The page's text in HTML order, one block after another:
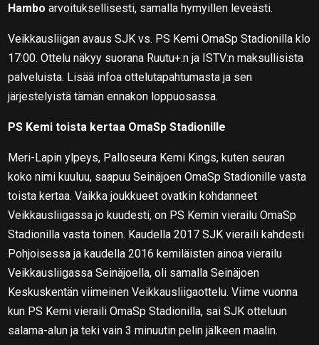
Hambo arvoituksellisesti, samalla hymyillen leveästi.
Veikkausliigan avaus SJK vs. PS Kemi OmaSp Stadionilla klo
17:00. Ottelu näkyy suorana Ruutu+:n ja ISTV:n maksullisista
palveluista. Lisää infoa ottelutapahtumasta ja sen
järjestelyistä tämän ennakon loppuosassa.
PS Kemi toista kertaa OmaSp Stadionille
Meri-Lapin ylpeys, Palloseura Kemi Kings, kuten seuran
koko nimi kuuluu, saapuu Seinäjoen OmaSp Stadionille vasta
toista kertaa. Vaikka joukkueet ovatkin kohdanneet
Veikkausliigassa jo kuudesti, on PS Kemin vierailu OmaSp
Stadionilla vasta toinen. Kaudella 2017 SJK vieraili kahdesti
Pohjoisessa ja kaudella 2016 kemiläisten ainoa vierailu
Veikkausliigassa Seinäjoella, oli samalla Seinäjoen
Keskuskentän viimeinen Veikkausliigaottelu. Viime vuonna
kun PS Kemi vieraili OmaSp Stadionilla, sai SJK otteluun
salama-alun ja teki vain 3 minuutin pelin jälkeen maalin.